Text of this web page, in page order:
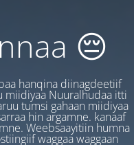
😔
hanqina diinagdeetiif
miidiyaa Nuuralhudaa itti
tumsi gahaan miidiyaa
hin argamne. kanaaf
Weebsaayitiin humna
waggaa waggaan